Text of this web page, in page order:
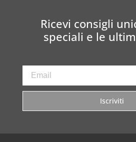
Ricevi consigli
speciali e le
Iscriviti